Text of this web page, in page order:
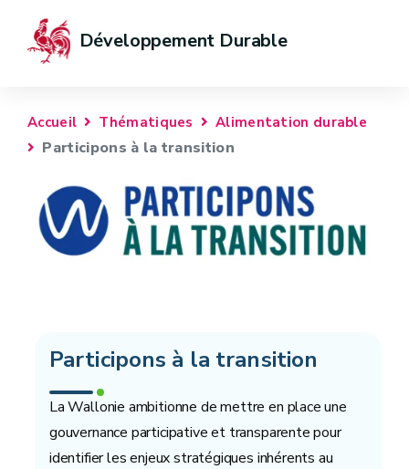
Développement Durable
Accueil Thématiques Alimentation durable
Participons à la transition
Participons à la transition
La Wallonie ambitionne de mettre en place une
gouvernance participative et transparente pour
identifier les enjeux stratégiques inhérents au